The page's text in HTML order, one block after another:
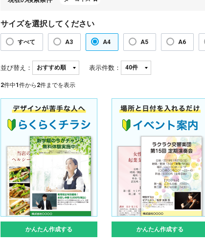
サイズを選択してください
すべて A3 A4 A5 A6
並び替え： 表示件数：
2件中1 件から 2件までを表示
かんたん作成する かんたん作成する